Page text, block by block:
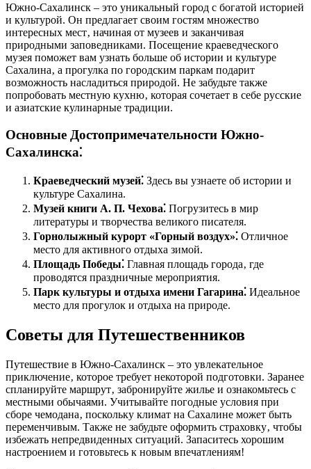
Южно-Сахалинск – это уникальный город с богатой историей
и культурой. Он предлагает своим гостям множество
интересных мест‚ начиная от музеев и заканчивая
природными заповедниками. Посещение краеведческого
музея поможет вам узнать больше об истории и культуре
Сахалина‚ а прогулка по городским паркам подарит
возможность насладиться природой. Не забудьте также
попробовать местную кухню‚ которая сочетает в себе русские
и азиатские кулинарные традиции.
Основные Достопримечательности Южно-
Сахалинска⁚
Краеведческий музей⁚ Здесь вы узнаете об истории и
культуре Сахалина.
Музей книги А. П. Чехова⁚ Погрузитесь в мир
литературы и творчества великого писателя.
Горнолыжный курорт «Горный воздух»⁚ Отличное
место для активного отдыха зимой.
Площадь Победы⁚ Главная площадь города‚ где
проводятся праздничные мероприятия.
Парк культуры и отдыха имени Гагарина⁚ Идеальное
место для прогулок и отдыха на природе.
Советы для Путешественников
Путешествие в Южно-Сахалинск – это увлекательное
приключение‚ которое требует некоторой подготовки. Заранее
спланируйте маршрут‚ забронируйте жилье и ознакомьтесь с
местными обычаями. Учитывайте погодные условия при
сборе чемодана‚ поскольку климат на Сахалине может быть
переменчивым. Также не забудьте оформить страховку‚ чтобы
избежать непредвиденных ситуаций. Запаситесь хорошим
настроением и готовьтесь к новым впечатлениям!